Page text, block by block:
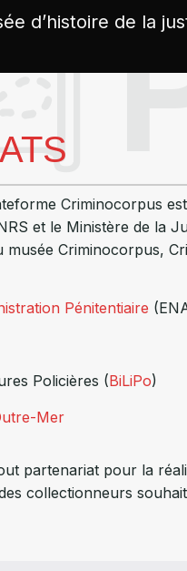
d’histoire de la
Criminocorpus
et le Ministère de la
musée Criminocorpus,
Pénitentiaire
Policières (BiLiPo)
Mer
partenariat pour la
collectionneurs